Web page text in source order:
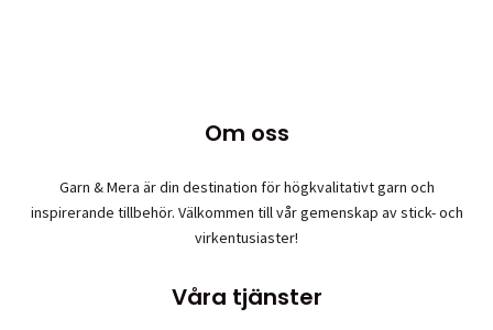
Om oss
Garn & Mera är din destination för högkvalitativt garn och
inspirerande tillbehör. Välkommen till vår gemenskap av stick- och
virkentusiaster!
Våra tjänster